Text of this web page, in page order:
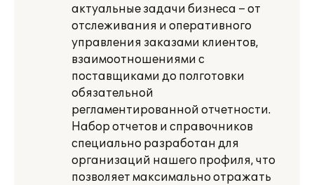
актуальные задачи бизнеса – от
отслеживания и оперативного
управления заказами клиентов,
взаимоотношениями с
поставщиками до полготовки
обязательной
регламентированной отчетности.
Набор отчетов и справочников
специально разработан для
организаций нашего профиля, что
позволяет максимально отражать